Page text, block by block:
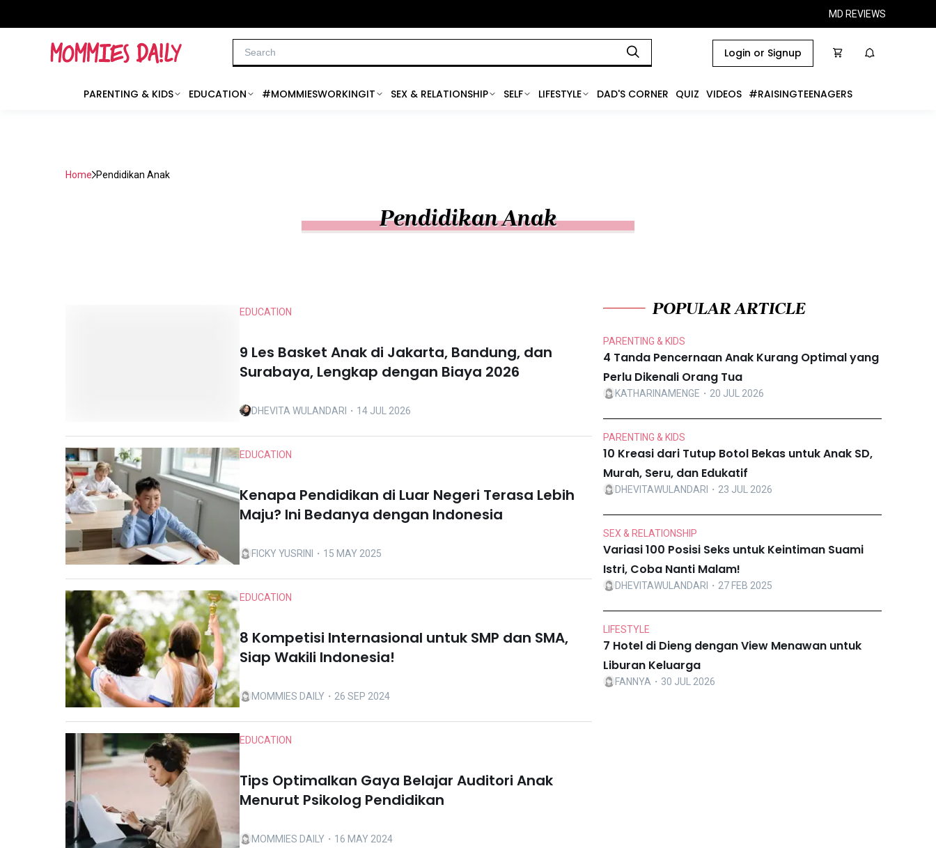
MD REVIEWS
Login or Signup
PARENTING & KIDS EDUCATION #MOMMIESWORKINGIT SEX & RELATIONSHIP SELF LIFESTYLE DAD'S CORNER QUIZ VIDEOS #RAISINGTEENAGERS
Home Pendidikan Anak
Pendidikan Anak
EDUCATION
9 Les Basket Anak di Jakarta, Bandung, dan
Surabaya, Lengkap dengan Biaya 2026
DHEVITA WULANDARI ・14 JUL 2026
EDUCATION
Kenapa Pendidikan di Luar Negeri Terasa Lebih
Maju? Ini Bedanya dengan Indonesia
FICKY YUSRINI ・15 MAY 2025
EDUCATION
8 Kompetisi Internasional untuk SMP dan SMA,
Siap Wakili Indonesia!
MOMMIES DAILY ・26 SEP 2024
EDUCATION
Tips Optimalkan Gaya Belajar Auditori Anak
Menurut Psikolog Pendidikan
MOMMIES DAILY ・16 MAY 2024
POPULAR ARTICLE
PARENTING & KIDS
4 Tanda Pencernaan Anak Kurang Optimal yang
Perlu Dikenali Orang Tua
KATHARINAMENGE ・20 JUL 2026
PARENTING & KIDS
10 Kreasi dari Tutup Botol Bekas untuk Anak SD,
Murah, Seru, dan Edukatif
DHEVITAWULANDARI ・23 JUL 2026
SEX & RELATIONSHIP
Variasi 100 Posisi Seks untuk Keintiman Suami
Istri, Coba Nanti Malam!
DHEVITAWULANDARI ・27 FEB 2025
LIFESTYLE
7 Hotel di Dieng dengan View Menawan untuk
Liburan Keluarga
FANNYA ・30 JUL 2026